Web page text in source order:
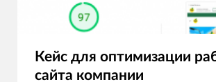
Кейс для оптимизации
сайта компании